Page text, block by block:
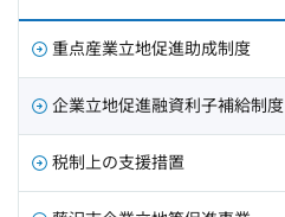
重点産業立地促進助成制度
企業立地促進融資利子補給制度
税制上の支援措置